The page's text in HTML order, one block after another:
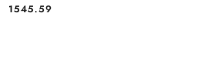
Cena:
1545.59